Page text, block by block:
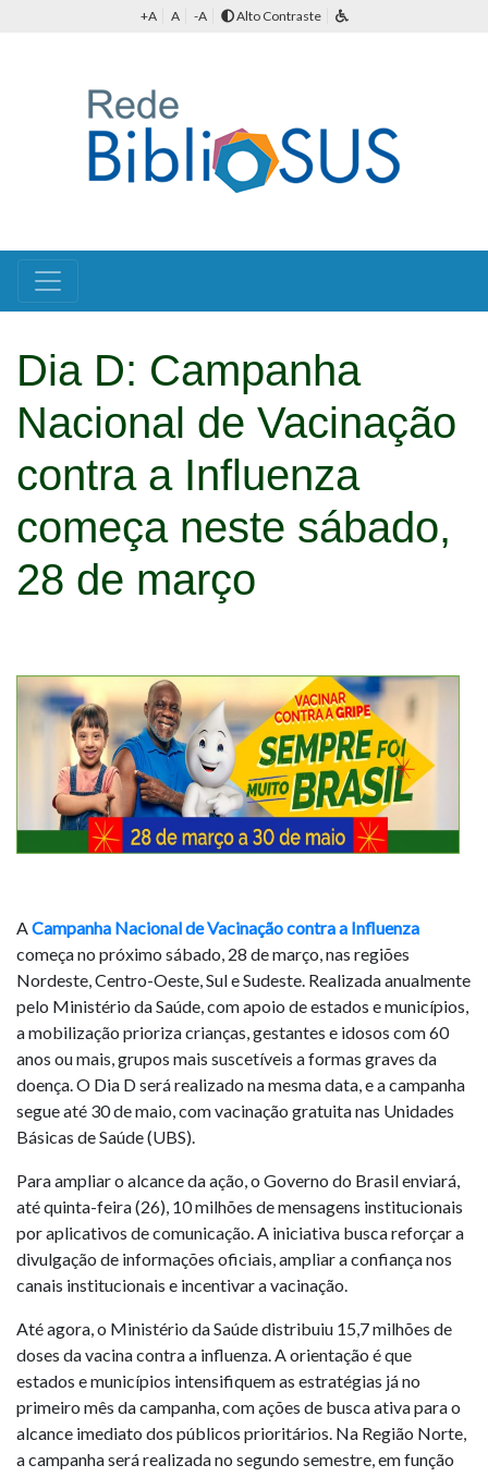
+A A -A Alto Contraste
Dia D: Campanha
Nacional de Vacinação
contra a Influenza
começa neste sábado,
28 de março
ACampanha Nacional de Vacinação contra a Influenza
começa no próximo sábado, 28 de março, nas regiões
Nordeste, Centro-Oeste, Sul e Sudeste. Realizada anualmente
pelo Ministério da Saúde, com apoio de estados e municípios,
a mobilização prioriza crianças, gestantes e idosos com 60
anos ou mais, grupos mais suscetíveis a formas graves da
doença. O Dia D será realizado na mesma data, e a campanha
segue até 30 de maio, com vacinação gratuita nas Unidades
Básicas de Saúde (UBS).
Para ampliar o alcance da ação, o Governo do Brasil enviará,
até quinta-feira (26), 10 milhões de mensagens institucionais
por aplicativos de comunicação. A iniciativa busca reforçar a
divulgação de informações oficiais, ampliar a confiança nos
canais institucionais e incentivar a vacinação.
Até agora, o Ministério da Saúde distribuiu 15,7 milhões de
doses da vacina contra a influenza. A orientação é que
estados e municípios intensifiquem as estratégias já no
primeiro mês da campanha, com ações de busca ativa para o
alcance imediato dos públicos prioritários. Na Região Norte,
a campanha será realizada no segundo semestre, em função